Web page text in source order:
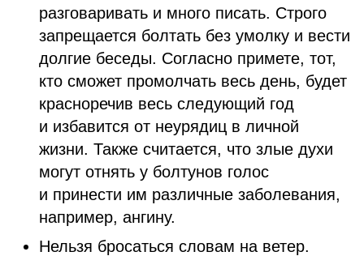
разговаривать и много писать. Строго
запрещается болтать без умолку и вести
долгие беседы. Согласно примете, тот,
кто сможет промолчать весь день, будет
красноречив весь следующий год
и избавится от неурядиц в личной
жизни. Также считается, что злые духи
могут отнять у болтунов голос
и принести им различные заболевания,
например, ангину.
Нельзя бросаться словам на ветер.